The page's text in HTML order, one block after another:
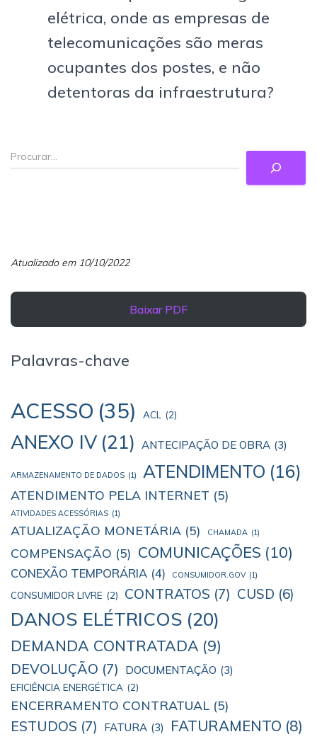
elétrica, onde as empresas de
telecomunicações são meras
ocupantes dos postes, e não
detentoras da infraestrutura?
Atualizado em 10/10/2022
Baixar PDF
Palavras-chave
ACESSO (35) ACL (2)
ANEXO IV (21) ANTECIPAÇÃO DE OBRA (3)
ARMAZENAMENTO DE DADOS (1) ATENDIMENTO (16)
ATENDIMENTO PELA INTERNET (5)
ATIVIDADES ACESSÓRIAS (1)
ATUALIZAÇÃO MONETÁRIA (5) CHAMADA (1)
COMPENSAÇÃO (5) COMUNICAÇÕES (10)
CONEXÃO TEMPORÁRIA (4) CONSUMIDOR.GOV (1)
CONSUMIDOR LIVRE (2) CONTRATOS (7) CUSD (6)
DANOS ELÉTRICOS (20)
DEMANDA CONTRATADA (9)
DEVOLUÇÃO (7) DOCUMENTAÇÃO (3)
EFICIÊNCIA ENERGÉTICA (2)
ENCERRAMENTO CONTRATUAL (5)
ESTUDOS (7) FATURA (3) FATURAMENTO (8)